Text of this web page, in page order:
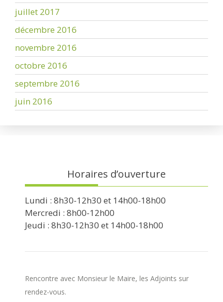
juillet 2017
décembre 2016
novembre 2016
octobre 2016
septembre 2016
juin 2016
Horaires d’ouverture
Lundi : 8h30-12h30 et 14h00-18h00
Mercredi : 8h00-12h00
Jeudi : 8h30-12h30 et 14h00-18h00
Rencontre avec Monsieur le Maire, les Adjoints sur
rendez-vous.